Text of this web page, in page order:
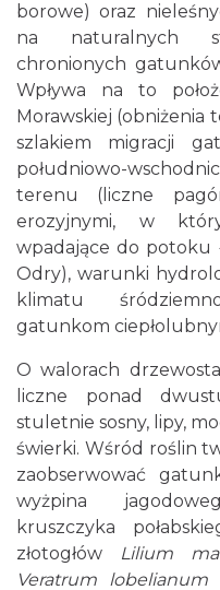
borowe) oraz
na naturalnych
chronionych
Wpływa na to
Morawskiej
szlakiem migracji
południowo-
terenu (liczne
erozyjnymi, w
wpadające do potoku
Odry), warunki
klimatu
gatunkom
O walorach
liczne ponad
stuletnie sosny, lipy,
świerki. Wśród roślin
zaobserwować
wyżpina
kruszczyka
złotogłów
Lilium
Veratrum lobelianum